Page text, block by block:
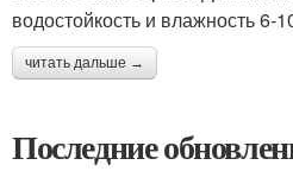
водостойкость и влажность 6-
читать дальше →
Последние